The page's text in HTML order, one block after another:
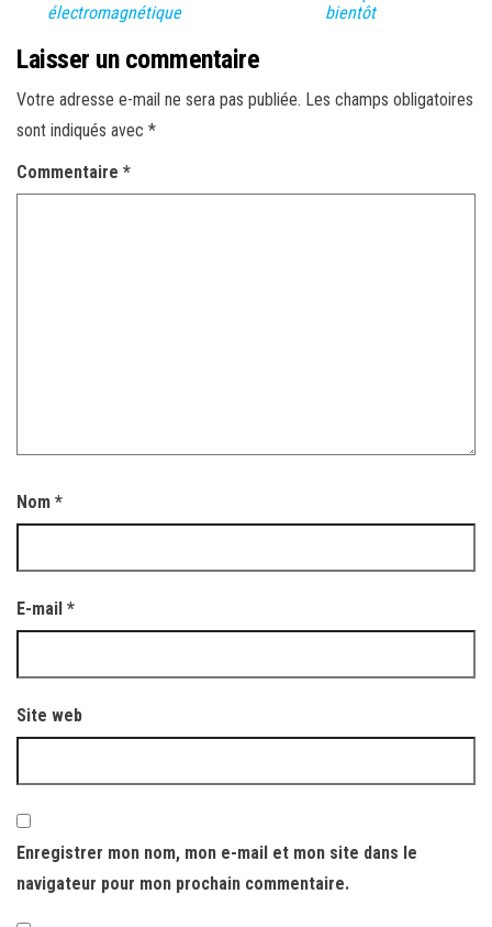
électromagnétique
bientôt
Laisser un commentaire
Votre adresse e-mail ne sera pas publiée. Les champs obligatoires
sont indiqués avec *
Commentaire *
Nom *
E-mail *
Site web
Enregistrer mon nom, mon e-mail et mon site dans le
navigateur pour mon prochain commentaire.